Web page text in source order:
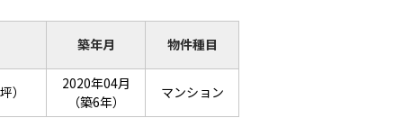
築年月 物件種目
）
2020年04月
（築6年）
マンション